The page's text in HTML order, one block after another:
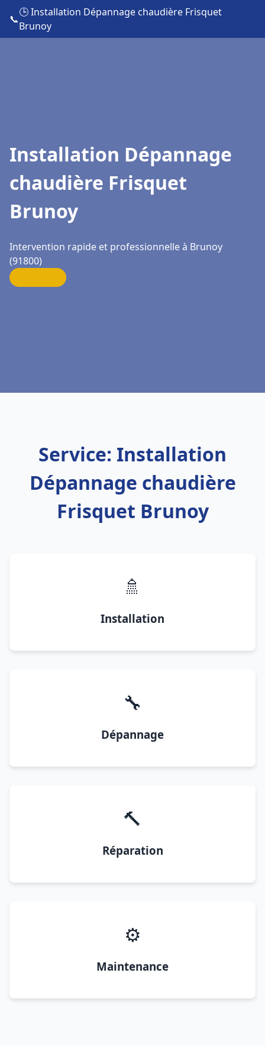
📞
🕒 Installation Dépannage chaudière Frisquet
Brunoy
Installation Dépannage
chaudière Frisquet
Brunoy
Intervention rapide et professionnelle à Brunoy
(91800)
Service: Installation
Dépannage chaudière
Frisquet Brunoy
🚿
Installation
🔧
Dépannage
🔨
Réparation
⚙️
Maintenance